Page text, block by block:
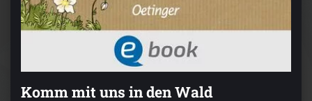
Komm mit uns in den Wald